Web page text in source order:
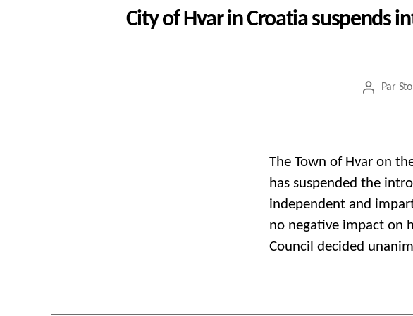
City of Hvar in Croatia suspends
Auteur
Par
The Town of Hvar on
has suspended the
independent and
no negative impact on
Council decided